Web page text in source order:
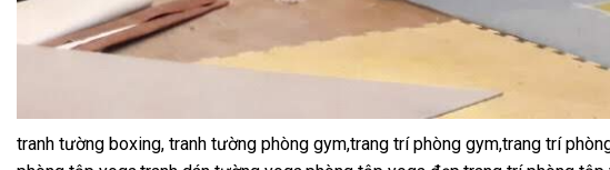
tranh tường boxing, tranh tường phòng gym,trang trí phòng gym,trang trí